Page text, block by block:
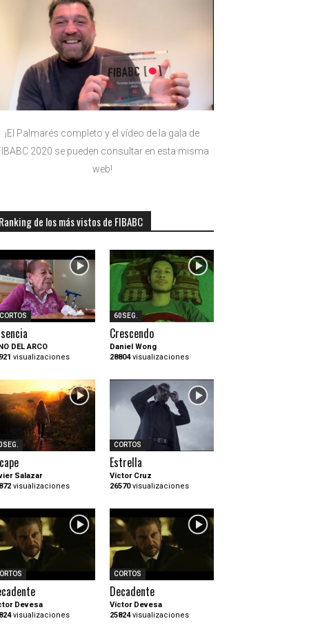
¡El Palmarés completo y el vídeo de la gala de
2020 se pueden consultar en esta misma
web!
de los más vistos de FIBABC
DEL ARCO
visualizaciones
60SEG.
Crescendo
Daniel Wong
28804visualizaciones
Salazar
visualizaciones
CORTOS
Estrella
Víctor Cruz
26570visualizaciones
Devesa
visualizaciones
CORTOS
Decadente
Víctor Devesa
25824visualizaciones